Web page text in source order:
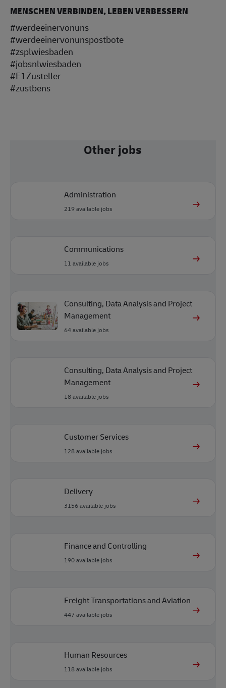
MENSCHEN VERBINDEN, LEBEN VERBESSERN
#werdeeinervonuns
#werdeeinervonunspostbote
#zsplwiesbaden
#jobsnlwiesbaden
#F1Zusteller
#zustbens
Other jobs
Administration
219available jobs
Communications
11 available jobs
Consulting, Data Analysis and Project
Management
64available jobs
Consulting, Data Analysis and Project
Management
18available jobs
Customer Services
128available jobs
Delivery
3156available jobs
Finance and Controlling
190available jobs
Freight Transportations and Aviation
447 available jobs
Human Resources
118available jobs